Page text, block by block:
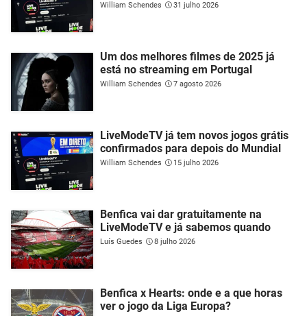
William Schendes 31 julho 2026
Um dos melhores filmes de 2025 já
está no streaming em Portugal
William Schendes 7 agosto 2026
LiveModeTV já tem novos jogos grátis
confirmados para depois do Mundial
William Schendes 15 julho 2026
Benfica vai dar gratuitamente na
LiveModeTV e já sabemos quando
Luís Guedes 8 julho 2026
Benfica x Hearts: onde e a que horas
ver o jogo da Liga Europa?